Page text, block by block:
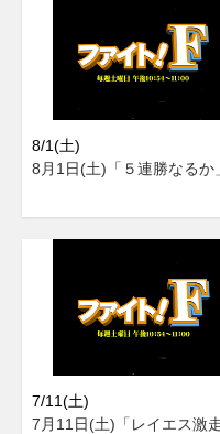
8/1(土)
8月1日(土)「５連勝なるか」
7/11(土)
7月11日(土)「レイエス激走